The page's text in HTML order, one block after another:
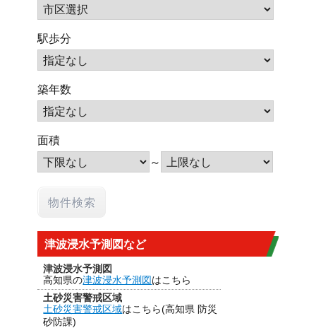
駅歩分
築年数
面積
～
津波浸水予測図など
津波浸水予測図
高知県の津波浸水予測図はこちら
土砂災害警戒区域
土砂災害警戒区域はこちら(高知県 防災
砂防課)